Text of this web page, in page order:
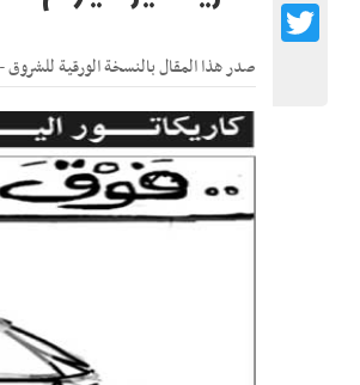
صدر هذا المقال بالنسخة الورقية للشروق - تاريخ
Twitter